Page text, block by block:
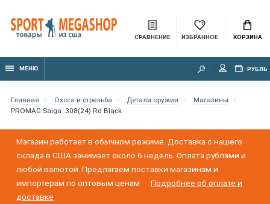
СРАВНЕНИЕ ИЗБРАННОЕ КОРЗИНА
МЕНЮ РУБЛЬ
Главная Охота и стрельба Детали оружия
Магазины
PROMAG Saiga .308(24) Rd Black
Магазин работает в обычном режиме. Доставка с нашего
склада в США занимает около 6 недель. Оплата рублями и
любой валютой. Предлагаем поставки магазинам и
импортерам по оптовым ценам
Подробнее об оплате и
доставке